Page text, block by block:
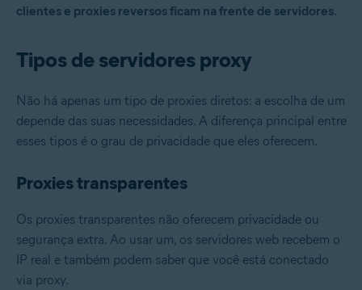
clientes e proxies reversos ficam na frente de servidores.
Tipos de servidores proxy
Não há apenas um tipo de proxies diretos: a escolha de um
depende das suas necessidades. A diferença principal entre
esses tipos é o grau de privacidade que eles oferecem.
Proxies transparentes
Os proxies transparentes não oferecem privacidade ou
segurança extra. Ao usar um, os servidores web recebem o
IP real e também podem saber que você está conectado
via proxy.